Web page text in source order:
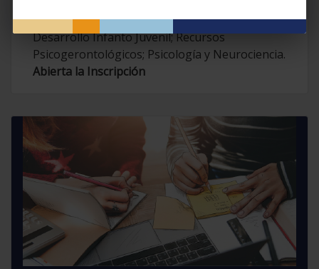
Contemporáneas; Problemáticas en el
Desarrollo Infanto Juvenil; Recursos
Psicogerontológicos; Psicología y Neurociencia.
Abierta la Inscripción